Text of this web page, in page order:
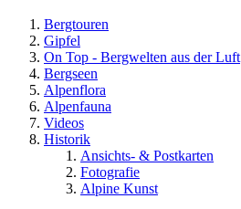
Bergtouren
Gipfel
On Top - Bergwelten aus der Luft
Bergseen
Alpenflora
Alpenfauna
Videos
Historik
Ansichts- & Postkarten
Fotografie
Alpine Kunst